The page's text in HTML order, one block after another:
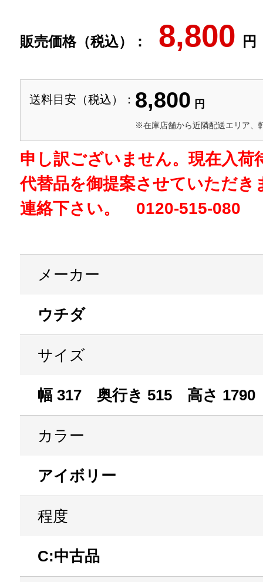
販売価格（税込）： 8,800 円
送料目安（税込）： 8,800 円
※在庫店舗から近隣配送エリア、
申し訳ございません。現在入荷
代替品を御提案させていただき
連絡下さい。 0120-515-080
メーカー
ウチダ
サイズ
幅 317 奥行き 515 高さ 1790
カラー
アイボリー
程度
C:中古品